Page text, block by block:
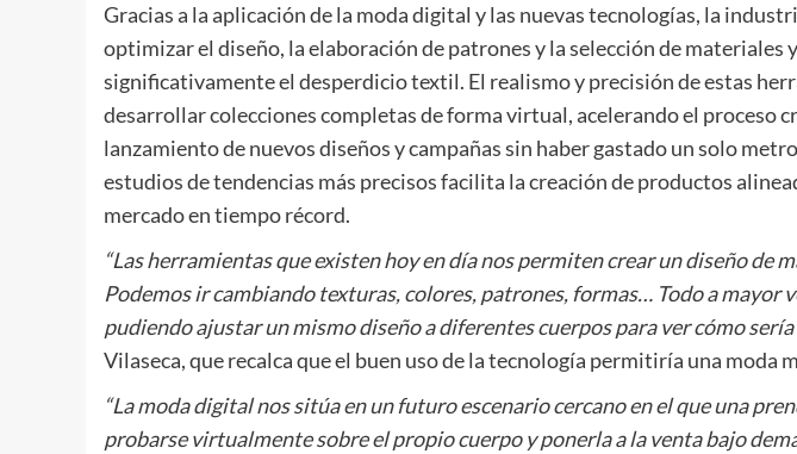
Gracias a la aplicación de la moda digital y las nuevas tecnologías, la
optimizar el diseño, la elaboración de patrones y la selección de materiales
significativamente el desperdicio textil. El realismo y precisión de estas
desarrollar colecciones completas de forma virtual, acelerando el proceso
lanzamiento de nuevos diseños y campañas sin haber gastado un solo
estudios de tendencias más precisos facilita la creación de productos
mercado en tiempo récord.
“Las herramientas que existen hoy en día nos permiten crear un diseño de
Podemos ir cambiando texturas, colores, patrones, formas… Todo a mayor
pudiendo ajustar un mismo diseño a diferentes cuerpos para ver cómo sería
Vilaseca, que recalca que el buen uso de la tecnología permitiría una moda
“La moda digital nos sitúa en un futuro escenario cercano en el que una
probarse virtualmente sobre el propio cuerpo y ponerla a la venta bajo